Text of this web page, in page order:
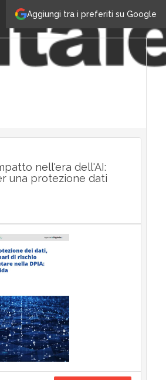
Aggiungi tra i preferiti su Google
nell'era dell'AI:
una protezione dati